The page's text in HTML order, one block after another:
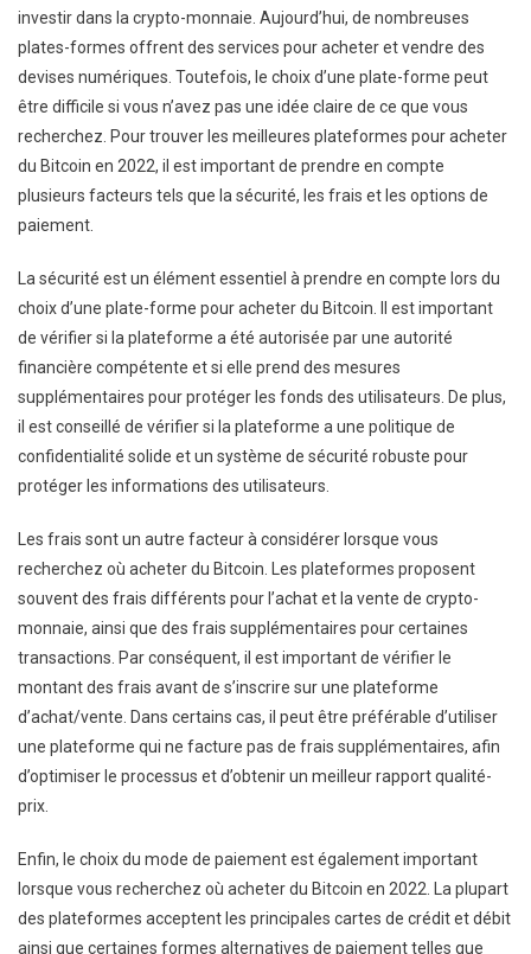
investir dans la crypto-monnaie. Aujourd’hui, de nombreuses
plates-formes offrent des services pour acheter et vendre des
devises numériques. Toutefois, le choix d’une plate-forme peut
être difficile si vous n’avez pas une idée claire de ce que vous
recherchez. Pour trouver les meilleures plateformes pour acheter
du Bitcoin en 2022, il est important de prendre en compte
plusieurs facteurs tels que la sécurité, les frais et les options de
paiement.
La sécurité est un élément essentiel à prendre en compte lors du
choix d’une plate-forme pour acheter du Bitcoin. Il est important
de vérifier si la plateforme a été autorisée par une autorité
financière compétente et si elle prend des mesures
supplémentaires pour protéger les fonds des utilisateurs. De plus,
il est conseillé de vérifier si la plateforme a une politique de
confidentialité solide et un système de sécurité robuste pour
protéger les informations des utilisateurs.
Les frais sont un autre facteur à considérer lorsque vous
recherchez où acheter du Bitcoin. Les plateformes proposent
souvent des frais différents pour l’achat et la vente de crypto-
monnaie, ainsi que des frais supplémentaires pour certaines
transactions. Par conséquent, il est important de vérifier le
montant des frais avant de s’inscrire sur une plateforme
d’achat/vente. Dans certains cas, il peut être préférable d’utiliser
une plateforme qui ne facture pas de frais supplémentaires, afin
d’optimiser le processus et d’obtenir un meilleur rapport qualité-
prix.
Enfin, le choix du mode de paiement est également important
lorsque vous recherchez où acheter du Bitcoin en 2022. La plupart
des plateformes acceptent les principales cartes de crédit et débit
ainsi que certaines formes alternatives de paiement telles que